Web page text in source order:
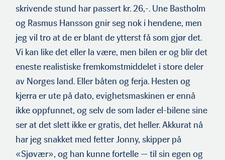
skrivende stund har passert kr. 26,-. Une Bastholm
og Rasmus Hansson gnir seg nok i hendene, men
jeg vil tro at de er blant de ytterst få som gjør det.
Vi kan like det eller la være, men bilen er og blir det
eneste realistiske fremkomstmidde­let i store deler
av Norges land. Eller båten og ferja. Hesten og
kjerra er ute på dato, evighetsmaskinen er ennå
ikke oppfunnet, og selv de som lader el-bilene sine
ser at det slett ikke er gra­tis, det heller. Akkurat nå
har jeg snakket med fetter Jonny, skipper på
«Sjøvær», og han kunne fortelle — til sin egen og